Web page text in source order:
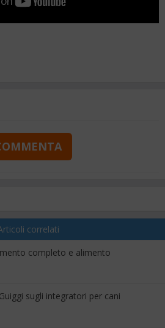
correlati
completo e alimento
sugli integratori per cani